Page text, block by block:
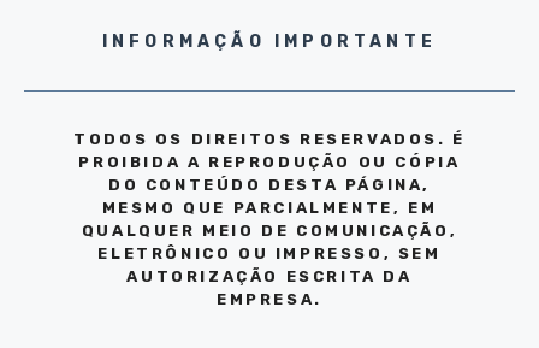
INFORMAÇÃO IMPORTANTE
TODOS OS DIREITOS RESERVADOS. É
PROIBIDA A REPRODUÇÃO OU CÓPIA
DO CONTEÚDO DESTA PÁGINA,
MESMO QUE PARCIALMENTE, EM
QUALQUER MEIO DE COMUNICAÇÃO,
ELETRÔNICO OU IMPRESSO, SEM
AUTORIZAÇÃO ESCRITA DA
EMPRESA.